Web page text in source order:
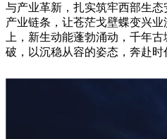
与产业革新，扎实筑牢西部生
产业链条，让苍茫戈壁蝶变兴
上，新生动能蓬勃涌动，千年
破，以沉稳从容的姿态，奔赴时